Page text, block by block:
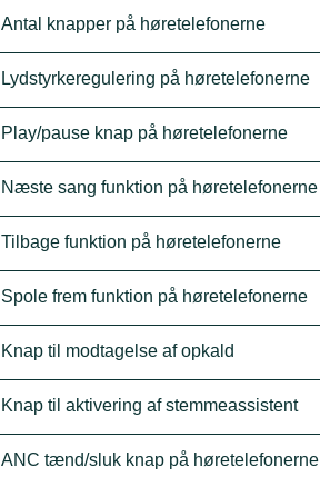
Antal knapper på høretelefonerne
Lydstyrkeregulering på høretelefonerne
Play/pause knap på høretelefonerne
Næste sang funktion på høretelefonerne
Tilbage funktion på høretelefonerne
Spole frem funktion på høretelefonerne
Knap til modtagelse af opkald
Knap til aktivering af stemmeassistent
ANC tænd/sluk knap på høretelefonerne